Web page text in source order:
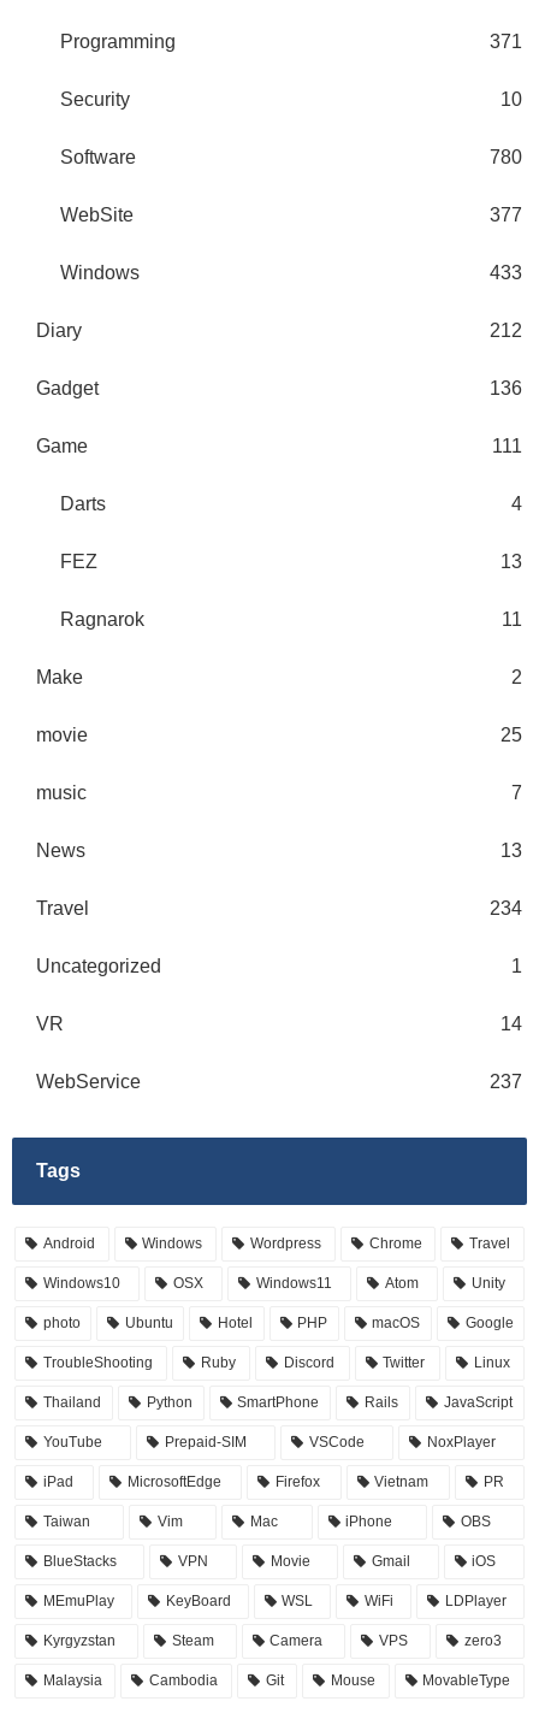
Programming 371
Security 10
Software 780
WebSite 377
Windows 433
Diary 212
Gadget 136
Game 111
Darts 4
FEZ 13
Ragnarok 11
Make 2
movie 25
music 7
News 13
Travel 234
Uncategorized 1
VR 14
WebService 237
Tags
Android Windows Wordpress Chrome Travel
Windows10 OSX Windows11 Atom Unity
photo Ubuntu Hotel PHP macOS Google
TroubleShooting Ruby Discord Twitter Linux
Thailand Python SmartPhone Rails JavaScript
YouTube Prepaid-SIM VSCode NoxPlayer
iPad MicrosoftEdge Firefox Vietnam PR
Taiwan Vim Mac iPhone OBS
BlueStacks VPN Movie Gmail iOS
MEmuPlay KeyBoard WSL WiFi LDPlayer
Kyrgyzstan Steam Camera VPS zero3
Malaysia Cambodia Git Mouse MovableType